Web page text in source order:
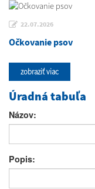
22.07.2026
Očkovanie psov
zobraziť viac
Úradná tabuľa
Názov:
Popis: